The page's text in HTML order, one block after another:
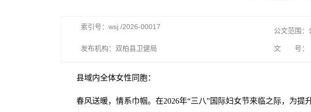
索引号：wsj /2026-00017 公文范围：
发布机构：双柏县卫健局 文 号：
县域内全体女性同胞：
春风送暖，情系巾帼。在2026年“三八”国际妇女节来临之际，为